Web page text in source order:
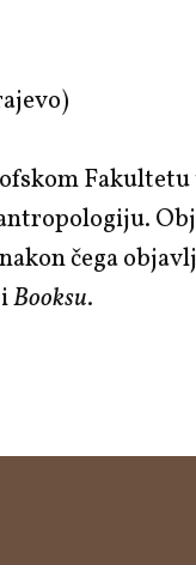
Fakultetu
čega
iBooksu.